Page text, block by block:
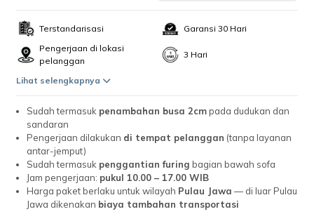
Terstandarisasi
Garansi 30 Hari
Pengerjaan di lokasi
pelanggan
3 Hari
Lihat selengkapnya
Sudah termasuk penambahan busa 2cmpada dudukan dan
sandaran
Pengerjaan dilakukan di tempat pelanggan (tanpa layanan
antar-jemput)
Sudah termasuk penggantian furing bagian bawah sofa
Jam pengerjaan: pukul 10.00 – 17.00 WIB
Harga paket berlaku untuk wilayah Pulau Jawa — di luar Pulau
Jawa dikenakan biaya tambahan transportasi